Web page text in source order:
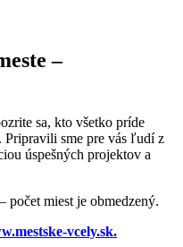
–
sa, kto všetko príde
Pripravili sme pre vás ľudí z
úspešných projektov a
počet miest je obmedzený.
vcely.sk.